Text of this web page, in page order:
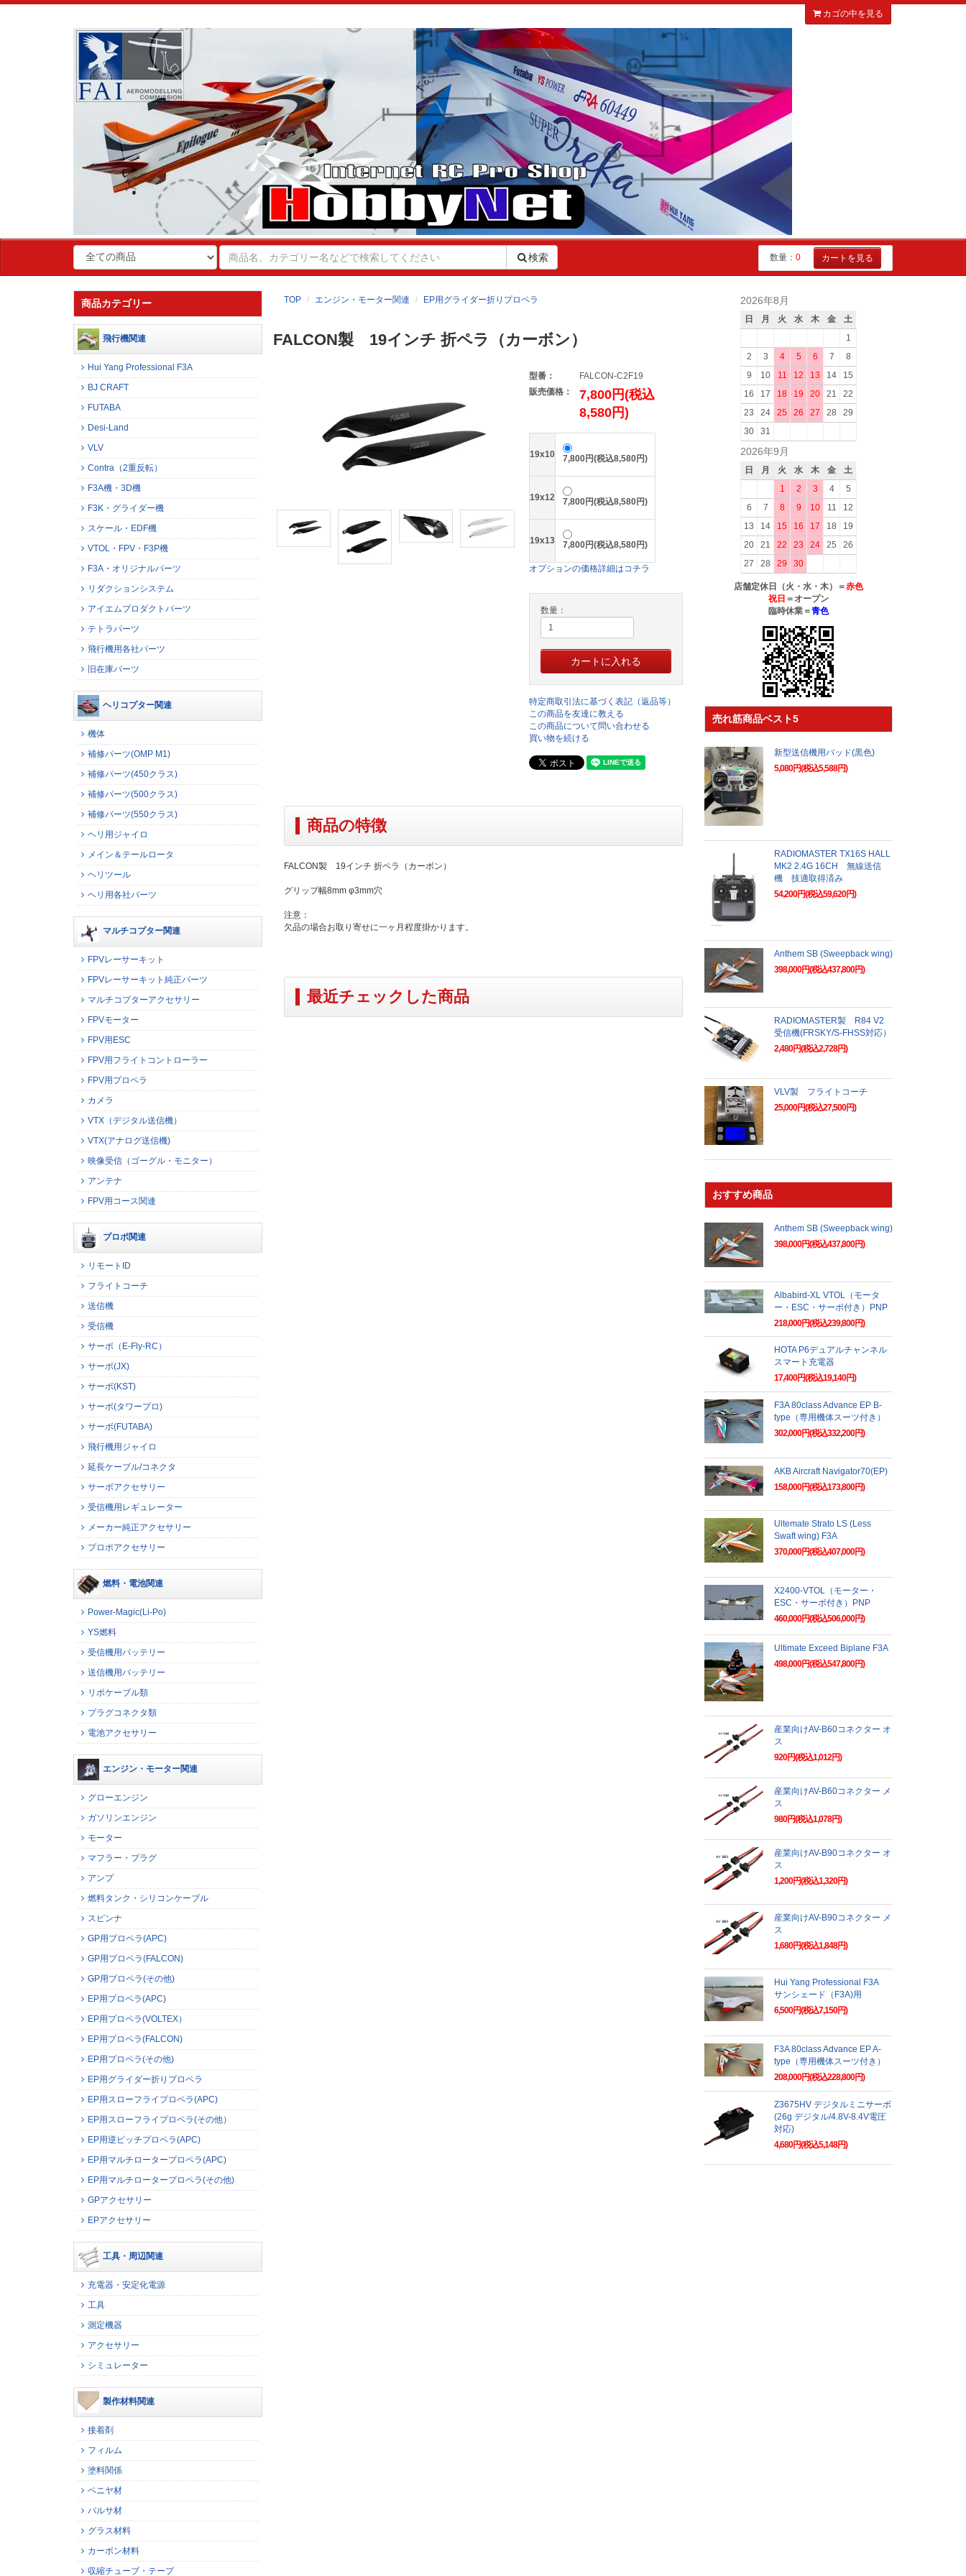
カゴの中を見る
検索 数量： 0 カートを見る
TOP エンジン・モーター関連 EP用グライダー折りプロペラ
FALCON製 19インチ 折ペラ（カーボン）
型番：
FALCON-C2F19
販売価格：
7,800円(税込
8,580円)
19x10 7,800円(税込8,580円)
19x12 7,800円(税込8,580円)
19x13 7,800円(税込8,580円)
オプションの価格詳細はコチラ
数量：
特定商取引法に基づく表記（返品等）
この商品を友達に教える
この商品について問い合わせる
買い物を続ける
商品の特徴
FALCON製 19インチ 折ペラ（カーボン）
グリップ幅8mm φ3mm穴
注意：
欠品の場合お取り寄せに一ヶ月程度掛かります。
最近チェックした商品
商品カテゴリー
飛行機関連
Hui Yang Professional F3A
BJ CRAFT
FUTABA
Desi-Land
VLV
Contra（2重反転）
F3A機・3D機
F3K・グライダー機
スケール・EDF機
VTOL・FPV・F3P機
F3A・オリジナルパーツ
リダクションシステム
アイエムプロダクトパーツ
テトラパーツ
飛行機用各社パーツ
旧在庫パーツ
ヘリコプター関連
機体
補修パーツ(OMP M1)
補修パーツ(450クラス)
補修パーツ(500クラス)
補修パーツ(550クラス)
ヘリ用ジャイロ
メイン＆テールロータ
ヘリツール
ヘリ用各社パーツ
マルチコプター関連
FPVレーサーキット
FPVレーサーキット純正パーツ
マルチコプターアクセサリー
FPVモーター
FPV用ESC
FPV用フライトコントローラー
FPV用プロペラ
カメラ
VTX（デジタル送信機）
VTX(アナログ送信機)
映像受信（ゴーグル・モニター）
アンテナ
FPV用コース関連
プロポ関連
リモートID
フライトコーチ
送信機
受信機
サーボ（E-Fly-RC）
サーボ(JX)
サーボ(KST)
サーボ(タワープロ)
サーボ(FUTABA)
飛行機用ジャイロ
延長ケーブル/コネクタ
サーボアクセサリー
受信機用レギュレーター
メーカー純正アクセサリー
プロポアクセサリー
燃料・電池関連
Power-Magic(Li-Po)
YS燃料
受信機用バッテリー
送信機用バッテリー
リポケーブル類
プラグコネクタ類
電池アクセサリー
エンジン・モーター関連
グローエンジン
ガソリンエンジン
モーター
マフラー・プラグ
アンプ
燃料タンク・シリコンケーブル
スピンナ
GP用プロペラ(APC)
GP用プロペラ(FALCON)
GP用プロペラ(その他)
EP用プロペラ(APC)
EP用プロペラ(VOLTEX）
EP用プロペラ(FALCON)
EP用プロペラ(その他)
EP用グライダー折りプロペラ
EP用スローフライプロペラ(APC)
EP用スローフライプロペラ(その他）
EP用逆ピッチプロペラ(APC)
EP用マルチロータープロペラ(APC)
EP用マルチロータープロペラ(その他)
GPアクセサリー
EPアクセサリー
工具・周辺関連
充電器・安定化電源
工具
測定機器
アクセサリー
シミュレーター
製作材料関連
接着剤
フィルム
塗料関係
ベニヤ材
バルサ材
グラス材料
カーボン材料
収縮チューブ・テープ
2026年8月
日 月 火 水 木 金
土
1
2
3 4 5 6 7
8
9
10 11 12 13 14
15
16
17 18 19 20 21
22
23
24 25 26 27 28
29
30
31
2026年9月
日 月 火 水 木 金
土
1
2 3 4
5
6
7 8 9 10 11
12
13
14 15 16 17 18
19
20
21 22 23 24 25
26
27
28 29 30
店舗定休日（火・水・木）＝赤色
祝日 ＝オープン
臨時休業＝青色
売れ筋商品ベスト5
新型送信機用パッド(黒色)
5,080円(税込5,588円)
RADIOMASTER TX16S HALL
MK2 2.4G 16CH 無線送信
機 技適取得済み
54,200円(税込59,620円)
Anthem SB (Sweepback wing)
398,000円(税込437,800円)
RADIOMASTER製 R84 V2
受信機(FRSKY/S-FHSS対応）
2,480円(税込2,728円)
VLV製 フライトコーチ
25,000円(税込27,500円)
おすすめ商品
Anthem SB (Sweepback wing)
398,000円(税込437,800円)
Albabird-XL VTOL（モータ
ー・ESC・サーボ付き）PNP
218,000円(税込239,800円)
HOTA P6デュアルチャンネル
スマート充電器
17,400円(税込19,140円)
F3A 80class Advance EP B-
type（専用機体スーツ付き）
302,000円(税込332,200円)
AKB Aircraft Navigator70(EP)
158,000円(税込173,800円)
Ultemate Strato LS (Less
Swaft wing) F3A
370,000円(税込407,000円)
X2400-VTOL（モーター・
ESC・サーボ付き）PNP
460,000円(税込506,000円)
Ultimate Exceed Biplane F3A
498,000円(税込547,800円)
産業向けAV-B60コネクター オ
ス
920円(税込1,012円)
産業向けAV-B60コネクター メ
ス
980円(税込1,078円)
産業向けAV-B90コネクター オ
ス
1,200円(税込1,320円)
産業向けAV-B90コネクター メ
ス
1,680円(税込1,848円)
Hui Yang Professional F3A
サンシェード（F3A)用
6,500円(税込7,150円)
F3A 80class Advance EP A-
type（専用機体スーツ付き）
208,000円(税込228,800円)
Z3675HV デジタルミニサーボ
(26g デジタル/4.8V-8.4V電圧
対応)
4,680円(税込5,148円)